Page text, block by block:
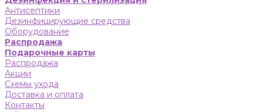
Антисептики
Дезинфицирующие средства
Оборудование
Распродажа
Подарочные карты
Распродажа
Акции
Схемы ухода
Доставка и оплата
Контакты